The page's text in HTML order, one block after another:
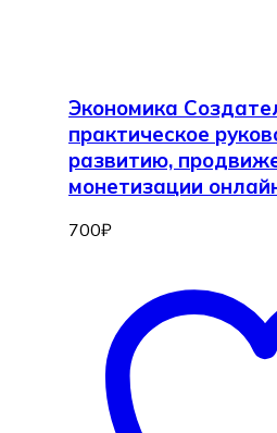
Экономика
практическое
развитию,
монетизации
700₽